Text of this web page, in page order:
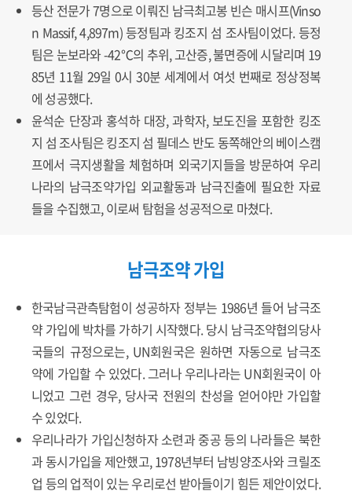
등산 전문가 7명으로 이뤄진 남극최고봉 빈슨 매시프(Vinso
n Massif, 4,897m) 등정팀과 킹조지 섬 조사팀이었다. 등정
팀은 눈보라와 -42℃의 추위, 고산증, 불면증에 시달리며 19
85년 11월 29일 0시 30분 세계에서 여섯 번째로 정상정복
에 성공했다.
윤석순 단장과 홍석하 대장, 과학자, 보도진을 포함한 킹조
지 섬 조사팀은 킹조지 섬 필데스 반도 동쪽해안의 베이스캠
프에서 극지생활을 체험하며 외국기지들을 방문하여 우리
나라의 남극조약가입 외교활동과 남극진출에 필요한 자료
들을 수집했고, 이로써 탐험을 성공적으로 마쳤다.
남극조약 가입
한국남극관측탐험이 성공하자 정부는 1986년 들어 남극조
약 가입에 박차를 가하기 시작했다. 당시 남극조약협의당사
국들의 규정으로는, UN회원국은 원하면 자동으로 남극조
약에 가입할 수 있었다. 그러나 우리나라는 UN회원국이 아
니었고 그런 경우, 당사국 전원의 찬성을 얻어야만 가입할
수 있었다.
우리나라가 가입신청하자 소련과 중공 등의 나라들은 북한
과 동시가입을 제안했고, 1978년부터 남빙양조사와 크릴조
업 등의 업적이 있는 우리로선 받아들이기 힘든 제안이었다.